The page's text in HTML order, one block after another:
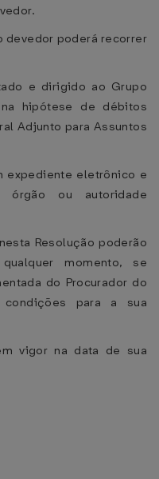
devedor poderá recorrer
e dirigido ao Grupo
hipótese de débitos
Adjunto para Assuntos
expediente eletrônico e
órgão ou autoridade
Resolução poderão
momento, se
do Procurador do
condições para a sua
vigor na data de sua